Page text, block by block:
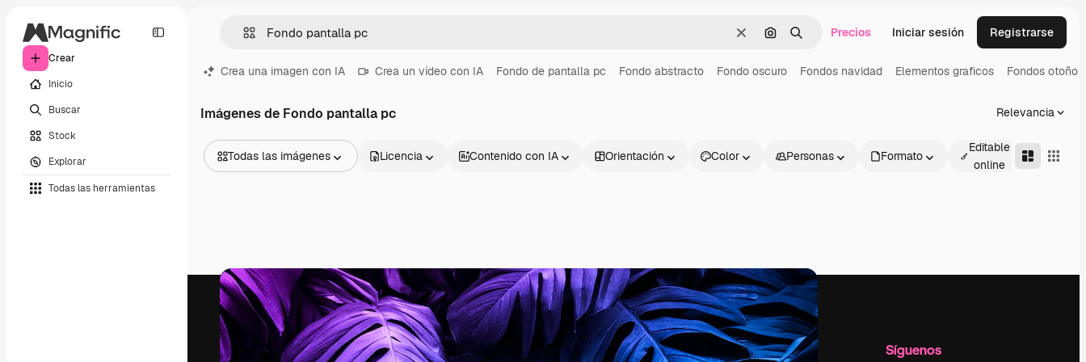
Crear
Inicio
Buscar
Stock
Explorar
Todas las herramientas
BorrarBuscar por imagen
BuscarPrecios Iniciar sesión Registrarse
Crea una imagen con IA Crea un vídeo con IA Fondo de pantalla pc Fondo abstracto Fondo oscuro Fondos navidad Elementos graficos Fondos otoño
Imágenes de Fondo pantalla pc Relevancia
Todas las imágenes
Vídeos
Clips de vídeo
Motion graphics
Plantillas de vídeos
Iconos
Modelos 3D
Fuentes
Licencia Contenido con IA Orientación Color Personas Formato
Editable
online
Productos Información útil Empresa Síguenos